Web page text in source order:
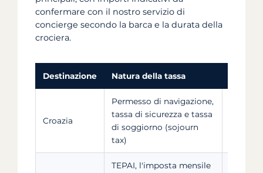
confermare con il nostro servizio di
concierge secondo la barca e la durata della
crociera.
Destinazione Natura della tassa
Croazia
Permesso di navigazione,
tassa di sicurezza e tassa
di soggiorno (sojourn
tax)
TEPAI, l'imposta mensile